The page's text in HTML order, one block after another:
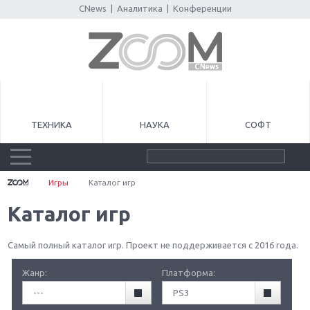
CNews Аналитика Конференции
ТЕХНИКА НАУКА СОФТ
Игры Каталог игр
Каталог игр
Самый полный каталог игр. Проект не поддерживается с 2016 года.
Жанр:
---
Платформа:
PS3